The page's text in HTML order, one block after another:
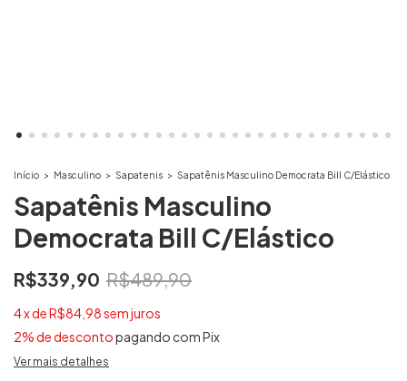
Início > Masculino > Sapatenis > Sapatênis Masculino Democrata Bill C/Elástico
Sapatênis Masculino
Democrata Bill C/Elástico
R$339,90 R$489,90
4xdeR$84,98sem juros
2% de descontopagando com Pix
Ver mais detalhes